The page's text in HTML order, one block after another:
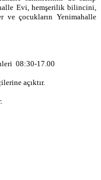
Evi, hemşerilik bilincini,
ve çocukların Yenimahalle
08:30-17.00
açıktır.